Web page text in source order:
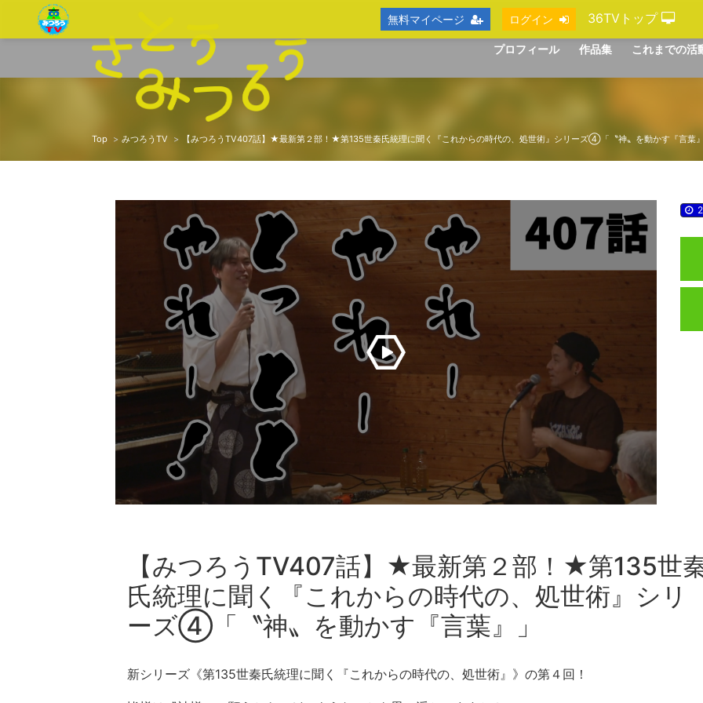
プロフィール 作品集 これまでの活
Top みつろうTV 【みつろうTV407話】★最新第２部！★第135世秦氏統理に聞く『これからの時代の、処世術』シリーズ④「〝神〟を動かす『言葉
【みつろうTV407話】★最新第２部！★第135世
氏統理に聞く『これからの時代の、処世術』シリ
ーズ④「〝神〟を動かす『言葉』」
新シリーズ《第135世秦氏統理に聞く『これからの時代の、処世術』》の第４回！
無料マイページ ログイン 36TVトップ